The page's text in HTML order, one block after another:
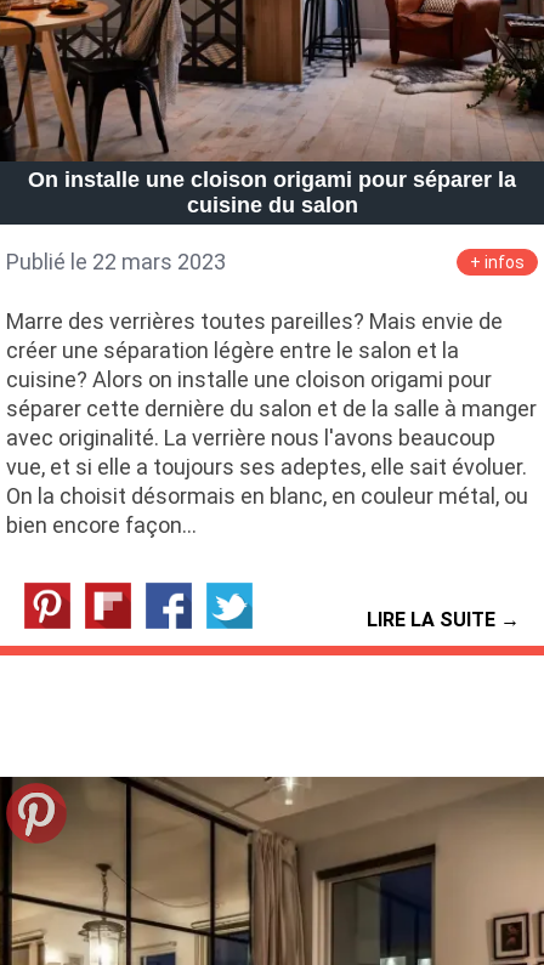
On installe une cloison origami pour séparer la
cuisine du salon
Publié le 22 mars 2023 + infos
Marre des verrières toutes pareilles? Mais envie de
créer une séparation légère entre le salon et la
cuisine? Alors on installe une cloison origami pour
séparer cette dernière du salon et de la salle à manger
avec originalité. La verrière nous l'avons beaucoup
vue, et si elle a toujours ses adeptes, elle sait évoluer.
On la choisit désormais en blanc, en couleur métal, ou
bien encore façon…
LIRE LA SUITE →